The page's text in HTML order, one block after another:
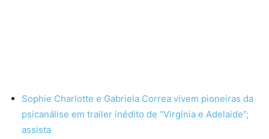
Sophie Charlotte e Gabriela Correa vivem pioneiras da
psicanálise em trailer inédito de “Virgínia e Adelaide”;
assista